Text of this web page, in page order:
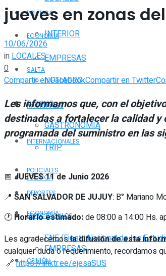
POLÍTICA
ECONOMÍA
EMPRESAS
NOTIAGRO
TURISMO
GASTRONOMÍA
TRIP
POLICIALES
DEPORTES
ESPECTÁCULOS
FNE (Fiesta Nacional de los
OPINIÓN
INTERIOR
SALTA
NACIONALES
INTERNACIONALES
POLÍTICA
ECONOMÍA
EMPRESAS
jueves en zonas
10/06/2026
inLOCALES
0
Compartir en FacebookCompartir en Twitter
Les informamos que, con el
destinadas a fortalecer la calidad
programada del suministro en las
📅 JUEVES 11 de Junio 2026
📍 SAN SALVADOR DE JUJUY: B° Mariano
🕐 Horario estimado:de 08:00 a 14:00 Hs.
Les agradecemosla difusión de esta
cualquier duda o requerimiento, recordamos
🔗https://linktr.ee/ejesaSUS